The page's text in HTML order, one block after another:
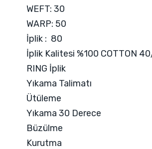
WEFT: 30
WARP: 50
İplik : 80
İplik Kalitesi %100 COTTON
RING İplik
Yıkama Talimatı
Ütüleme
Yıkama 30 Derece
Büzülme
Kurutma